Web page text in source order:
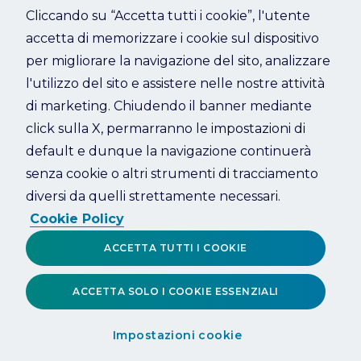
Refresh
Cliccando su “Accetta tutti i cookie”, l'utente
accetta di memorizzare i cookie sul dispositivo
per migliorare la navigazione del sito, analizzare
l'utilizzo del sito e assistere nelle nostre attività
di marketing. Chiudendo il banner mediante
click sulla X, permarranno le impostazioni di
default e dunque la navigazione continuerà
senza cookie o altri strumenti di tracciamento
diversi da quelli strettamente necessari.
Cookie Policy
Impostazioni cookie
ACCETTA SOLO I COOKIE ESSENZIALI
ACCETTA TUTTI I COOKIE